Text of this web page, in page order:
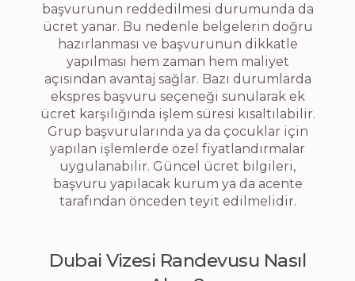
başvurunun reddedilmesi durumunda da
ücret yanar. Bu nedenle belgelerin doğru
hazırlanması ve başvurunun dikkatle
yapılması hem zaman hem maliyet
açısından avantaj sağlar. Bazı durumlarda
ekspres başvuru seçeneği sunularak ek
ücret karşılığında işlem süresi kısaltılabilir.
Grup başvurularında ya da çocuklar için
yapılan işlemlerde özel fiyatlandırmalar
uygulanabilir. Güncel ücret bilgileri,
başvuru yapılacak kurum ya da acente
tarafından önceden teyit edilmelidir.
Dubai Vizesi Randevusu Nasıl